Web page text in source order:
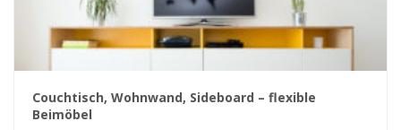
Couchtisch, Wohnwand, Sideboard – flexible
Beimöbel